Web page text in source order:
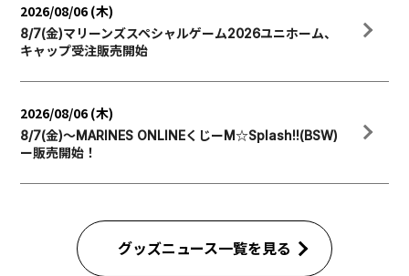
2026/08/06 (木)
8/7(金)マリーンズスペシャルゲーム2026ユニホーム、
キャップ受注販売開始
2026/08/06 (木)
8/7(金)～MARINES ONLINEくじーM☆Splash!!(BSW)
ー販売開始！
グッズニュース一覧を見る